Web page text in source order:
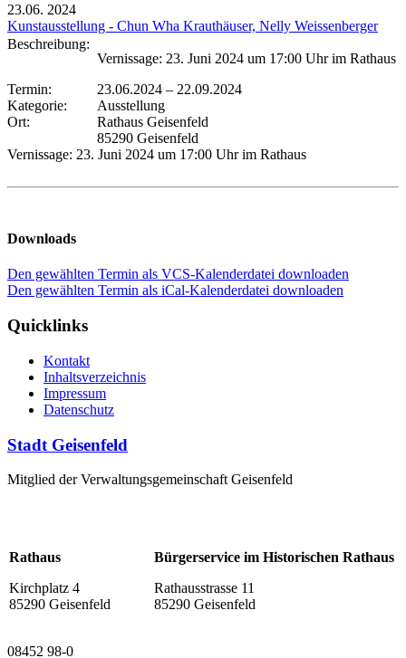
23.06. 2024
Kunstausstellung - Chun Wha Krauthäuser, Nelly Weissenberger
Beschreibung:
Vernissage: 23. Juni 2024 um 17:00 Uhr im Rathaus
Termin:
23.06.2024 – 22.09.2024
Kategorie:
Ausstellung
Ort:
Rathaus Geisenfeld
85290 Geisenfeld
Vernissage: 23. Juni 2024 um 17:00 Uhr im Rathaus
Downloads
Den gewählten Termin als VCS-Kalenderdatei downloaden
Den gewählten Termin als iCal-Kalenderdatei downloaden
Quicklinks
Kontakt
Inhaltsverzeichnis
Impressum
Datenschutz
Stadt Geisenfeld
Mitglied der Verwaltungsgemeinschaft Geisenfeld
Rathaus
Kirchplatz 4
85290 Geisenfeld
Bürgerservice im Historischen Rathaus
Rathausstrasse 11
85290 Geisenfeld
08452 98-0